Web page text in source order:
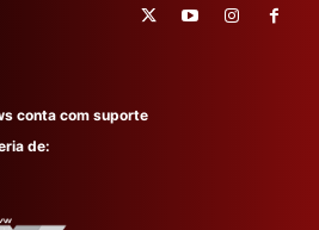
conta com suporte
de: